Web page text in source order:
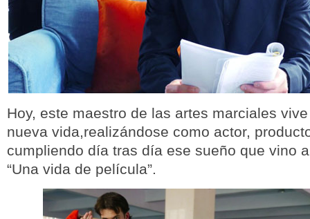
Hoy, este maestro de las artes marciales
nueva vida,realizándose como actor,
cumpliendo día tras día ese sueño que vino
“Una vida de película”.